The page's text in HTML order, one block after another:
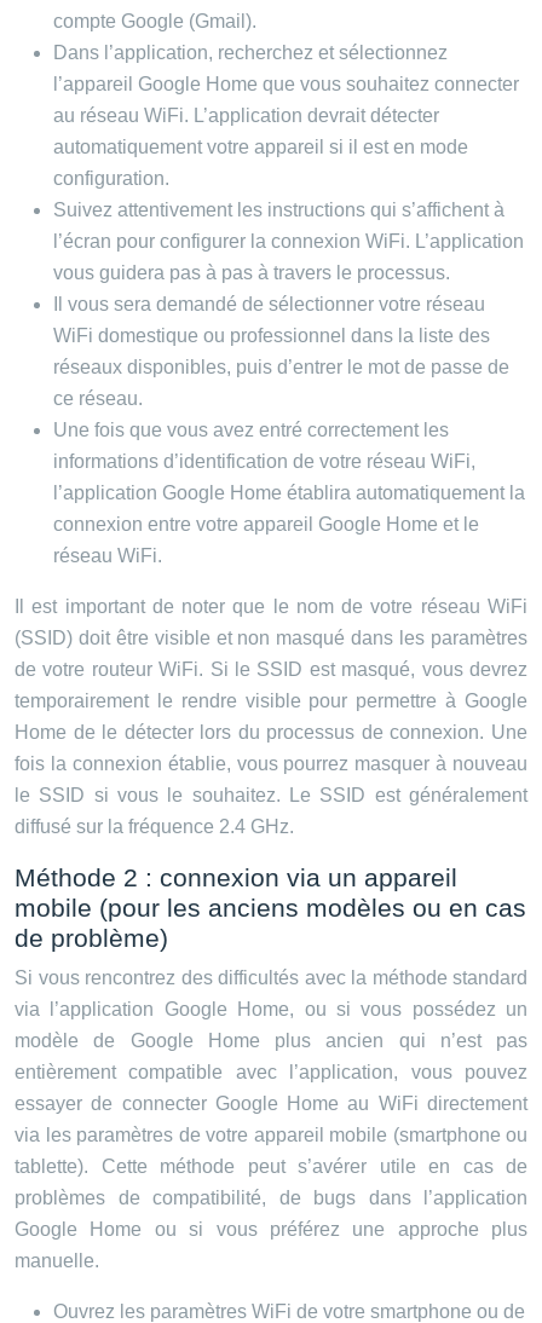
compte Google (Gmail).
Dans l’application, recherchez et sélectionnez
l’appareil Google Home que vous souhaitez connecter
au réseau WiFi. L’application devrait détecter
automatiquement votre appareil si il est en mode
configuration.
Suivez attentivement les instructions qui s’affichent à
l’écran pour configurer la connexion WiFi. L’application
vous guidera pas à pas à travers le processus.
Il vous sera demandé de sélectionner votre réseau
WiFi domestique ou professionnel dans la liste des
réseaux disponibles, puis d’entrer le mot de passe de
ce réseau.
Une fois que vous avez entré correctement les
informations d’identification de votre réseau WiFi,
l’application Google Home établira automatiquement la
connexion entre votre appareil Google Home et le
réseau WiFi.
Il est important de noter que le nom de votre réseau WiFi
(SSID) doit être visible et non masqué dans les paramètres
de votre routeur WiFi. Si le SSID est masqué, vous devrez
temporairement le rendre visible pour permettre à Google
Home de le détecter lors du processus de connexion. Une
fois la connexion établie, vous pourrez masquer à nouveau
le SSID si vous le souhaitez. Le SSID est généralement
diffusé sur la fréquence 2.4 GHz.
Méthode 2 : connexion via un appareil
mobile (pour les anciens modèles ou en cas
de problème)
Si vous rencontrez des difficultés avec la méthode standard
via l’application Google Home, ou si vous possédez un
modèle de Google Home plus ancien qui n’est pas
entièrement compatible avec l’application, vous pouvez
essayer de connecter Google Home au WiFi directement
via les paramètres de votre appareil mobile (smartphone ou
tablette). Cette méthode peut s’avérer utile en cas de
problèmes de compatibilité, de bugs dans l’application
Google Home ou si vous préférez une approche plus
manuelle.
Ouvrez les paramètres WiFi de votre smartphone ou de